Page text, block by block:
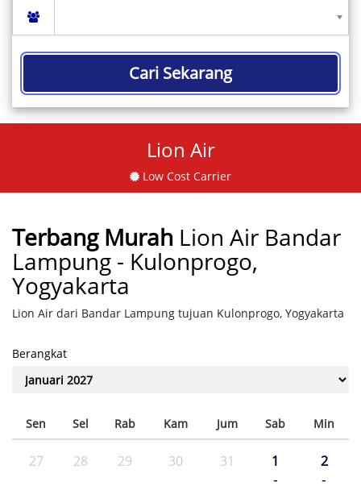
Cari Sekarang
Lion Air
Low Cost Carrier
Terbang Murah Lion Air Bandar
Lampung - Kulonprogo,
Yogyakarta
Lion Air dari Bandar Lampung tujuan Kulonprogo, Yogyakarta
Berangkat
Sen Sel Rab Kam Jum Sab Min
27 28 29 30 31 1
-
2
-